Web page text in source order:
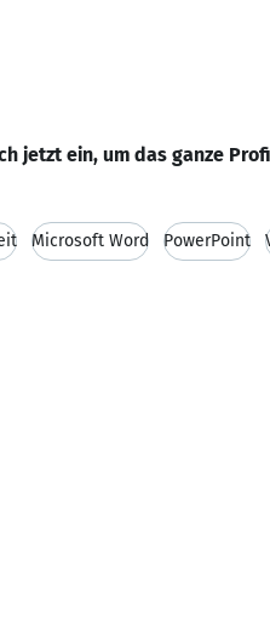
jetzt ein, um das ganze
Microsoft Word PowerPoint